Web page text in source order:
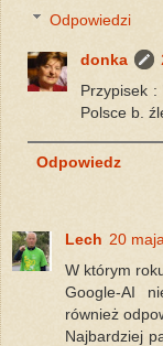
Odpowiedzi
donka
Przypisek :
Polsce b.
Odpowiedz
Lech 20
W którym
Google-AI
również
Najbardziej